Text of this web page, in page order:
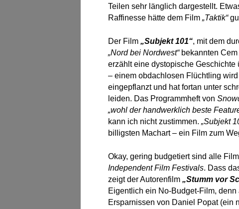
Teilen sehr länglich dargestellt.
Raffinesse hätte dem Film „Taktik“
Der Film „Subjekt 101“, mit dem
„Nord bei Nordwest“bekannten Cem
erzählt eine dystopische
– einem obdachlosen Flüchtling
eingepflanzt und hat fortan unter
leiden. Das Programmheft von
„wohl der handwerklich beste
kann ich nicht zustimmen. „Subjekt
billigsten Machart – ein Film zum
Okay, gering budgetiert sind alle
Independent Film Festivals. Dass
zeigt der Autorenfilm „Stumm vor
Eigentlich ein No-Budget-Film,
Ersparnissen von Daniel Popat (ein